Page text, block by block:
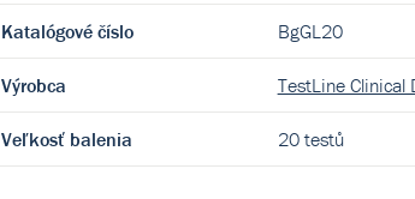
Katalógové číslo BgGL20
Výrobca TestLine Clinical
Veľkosť balenia 20 testů